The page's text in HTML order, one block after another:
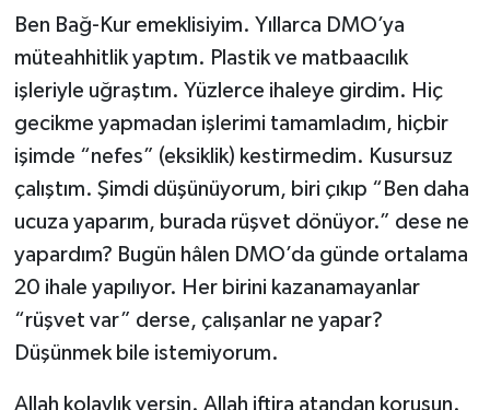
Ben Bağ-Kur emeklisiyim. Yıllarca DMO’ya
müteahhitlik yaptım. Plastik ve matbaacılık
işleriyle uğraştım. Yüzlerce ihaleye girdim. Hiç
gecikme yapmadan işlerimi tamamladım, hiçbir
işimde “nefes” (eksiklik) kestirmedim. Kusursuz
çalıştım. Şimdi düşünüyorum, biri çıkıp “Ben daha
ucuza yaparım, burada rüşvet dönüyor.” dese ne
yapardım? Bugün hâlen DMO’da günde ortalama
20 ihale yapılıyor. Her birini kazanamayanlar
“rüşvet var” derse, çalışanlar ne yapar?
Düşünmek bile istemiyorum.
Allah kolaylık versin. Allah iftira atandan korusun.